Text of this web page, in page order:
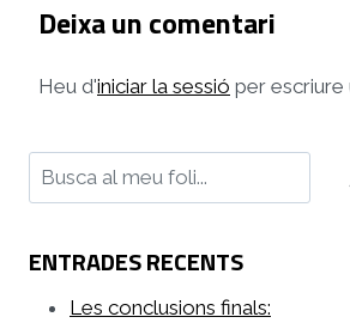
Deixa un comentari
Heu d'iniciar la sessió per escriure
Cerca
ENTRADES RECENTS
Les conclusions finals: